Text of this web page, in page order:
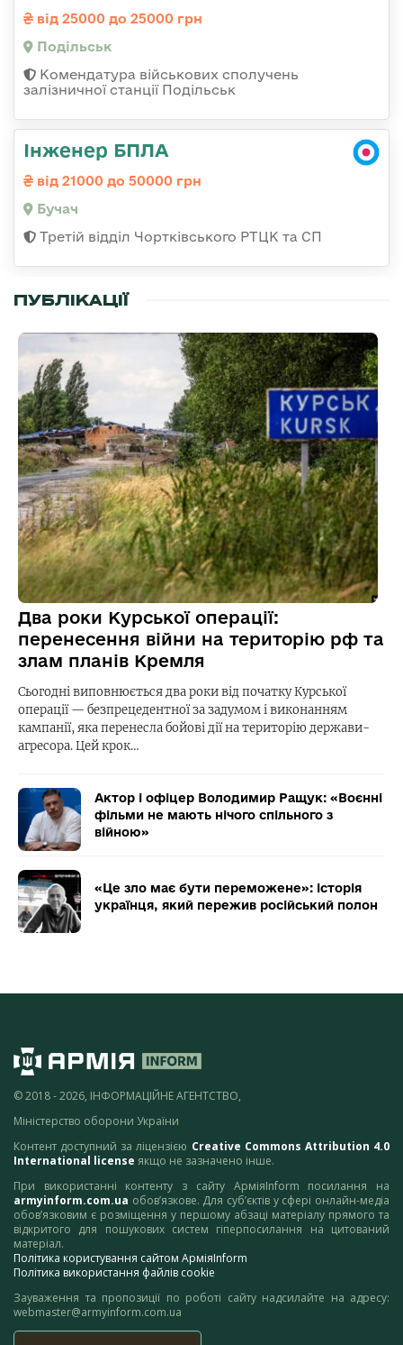
від 25000 до 25000 грн
Подільськ
Комендатура військових сполучень
залізничної станції Подільськ
Інженер БПЛА
від 21000 до 50000 грн
Бучач
Третій відділ Чортківського РТЦК та СП
ПУБЛІКАЦІЇ
Два роки Курської операції:
перенесення війни на територію рф та
злам планів Кремля
Сьогодні виповнюється два роки від початку Курської
операції — безпрецедентної за задумом і виконанням
кампанії, яка перенесла бойові дії на територію держави-
агресора. Цей крок…
Актор і офіцер Володимир Ращук: «Воєнні
фільми не мають нічого спільного з
війною»
«Це зло має бути переможене»: історія
українця, який пережив російський полон
© 2018 - 2026, ІНФОРМАЦІЙНЕ АГЕНТСТВО,
Міністерство оборони України
Контент доступний за ліцензією Creative Commons Attribution 4.0
International license якщо не зазначено інше.
При використанні контенту з сайту АрміяInform посилання на
armyinform.com.ua обов’язкове. Для суб’єктів у сфері онлайн-медіа
обов’язковим є розміщення у першому абзаці матеріалу прямого та
відкритого для пошукових систем гіперпосилання на цитований
матеріал.
Політика користування сайтом АрміяInform
Політика використання файлів cookie
Зауваження та пропозиції по роботі сайту надсилайте на адресу:
webmaster@armyinform.com.ua